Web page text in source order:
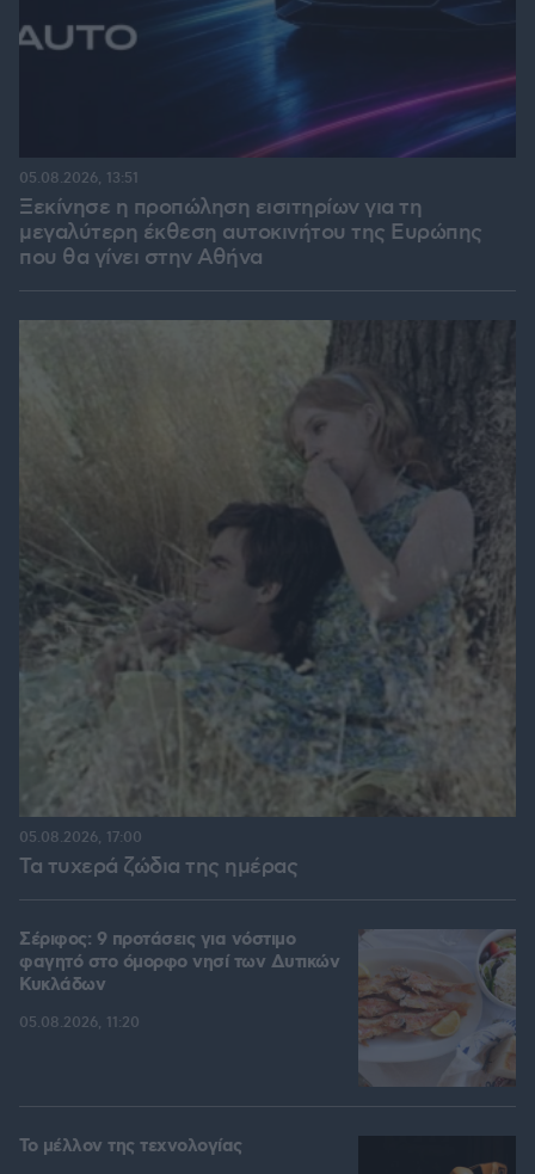
Ξεκίνησε η προπώληση εισιτηρίων για τη
μεγαλύτερη έκθεση αυτοκινήτου της Ευρώπης
που θα γίνει στην Αθήνα
05.08.2026, 13:51
Τα τυχερά ζώδια της ημέρας
05.08.2026, 17:00
Σέριφος: 9 προτάσεις για νόστιμο
φαγητό στο όμορφο νησί των Δυτικών
Κυκλάδων
05.08.2026, 11:20
Το μέλλον της τεχνολογίας